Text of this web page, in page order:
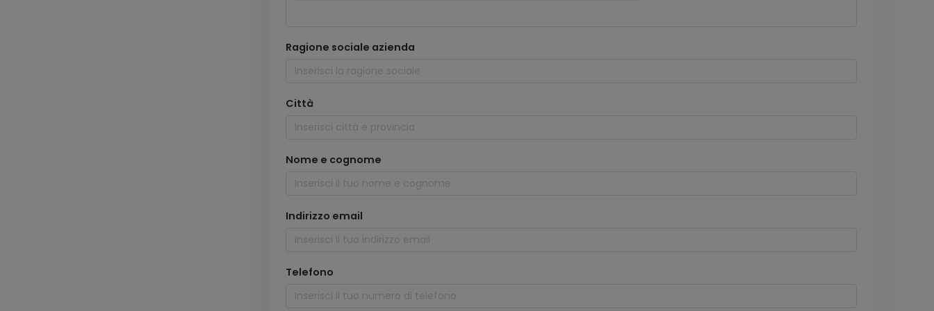
Ragione sociale azienda
Città
Nome e cognome
Indirizzo email
Telefono